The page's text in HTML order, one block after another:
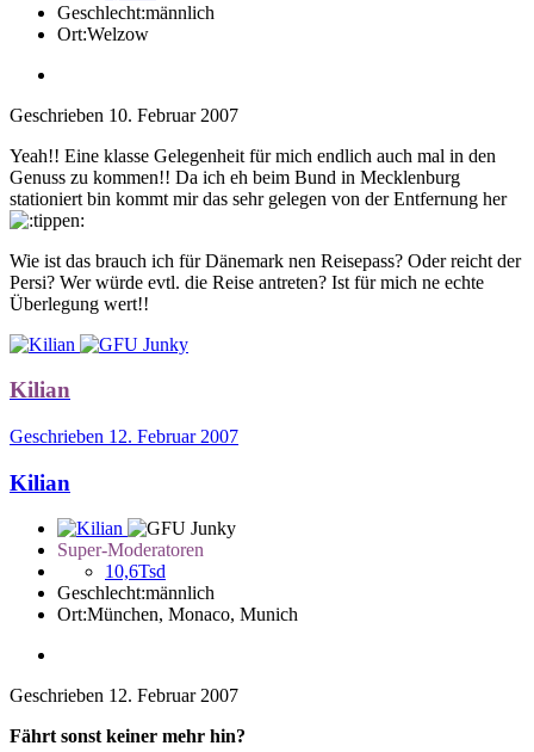
Geschlecht:männlich
Ort:Welzow
Geschrieben 10. Februar 2007
Yeah!! Eine klasse Gelegenheit für mich endlich auch mal in den
Genuss zu kommen!! Da ich eh beim Bund in Mecklenburg
stationiert bin kommt mir das sehr gelegen von der Entfernung her
Wie ist das brauch ich für Dänemark nen Reisepass? Oder reicht der
Persi? Wer würde evtl. die Reise antreten? Ist für mich ne echte
Überlegung wert!!
Kilian
Geschrieben 12. Februar 2007
Kilian
Super-Moderatoren
10,6Tsd
Geschlecht:männlich
Ort:München, Monaco, Munich
Geschrieben 12. Februar 2007
Fährt sonst keiner mehr hin?